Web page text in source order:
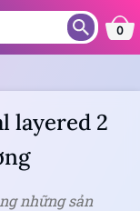
0
layered 2
những sản